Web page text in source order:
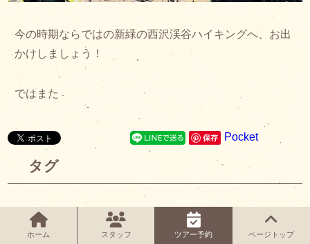
今の時期ならではの新緑の西沢渓谷ハイキングへ、お出
かけしましょう！
ではまた
保存 Pocket
タグ
ホーム スタッフ ツアー予約 ページトップ